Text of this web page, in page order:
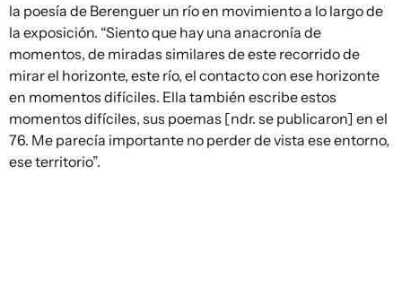
la poesía de Berenguer un río en movimiento a lo largo de
la exposición. “Siento que hay una anacronía de
momentos, de miradas similares de este recorrido de
mirar el horizonte, este río, el contacto con ese horizonte
en momentos difíciles. Ella también escribe estos
momentos difíciles, sus poemas [ndr. se publicaron] en el
76. Me parecía importante no perder de vista ese entorno,
ese territorio”.